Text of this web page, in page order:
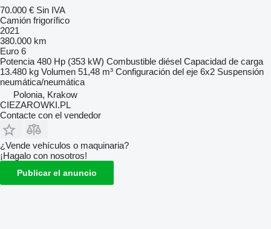
70.000 € Sin IVA
Camión frigorífico
2021
380.000 km
Euro 6
Potencia 480 Hp (353 kW) Combustible diésel Capacidad de carga
13.480 kg Volumen 51,48 m³ Configuración del eje 6x2 Suspensión
neumática/neumática
Polonia, Krakow
CIEZAROWKI.PL
Contacte con el vendedor
¿Vende vehículos o maquinaria?
¡Hagalo con nosotros!
Publicar el anuncio